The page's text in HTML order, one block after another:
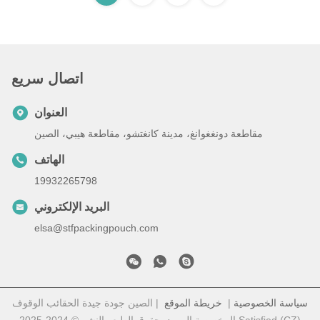
اتصال سريع
العنوان
مقاطعة دونغغوانغ، مدينة كانغتشو، مقاطعة هيبي، الصين
الهاتف
19932265798
البريد الإلكتروني
elsa@stfpackingpouch.com
سياسة الخصوصية | خريطة الموقع | الصين جودة جيدة الحقائب الوقوف